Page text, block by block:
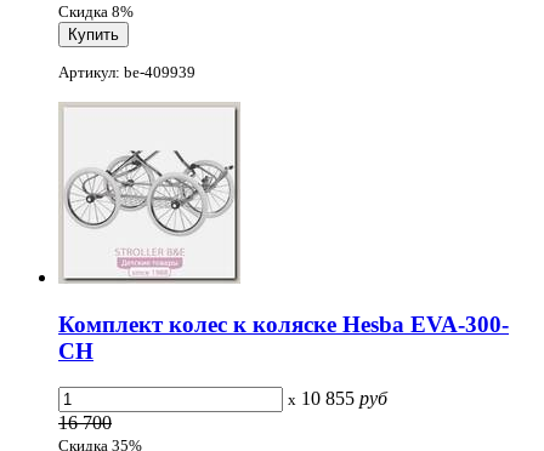
Скидка 8%
Артикул: be-409939
Комплект колес к коляске Hesba EVA-300-
CH
x 10 855 руб
16 700
Скидка 35%